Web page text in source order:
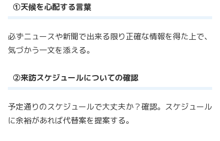
①天候を心配する言葉
必ずニュースや新聞で出来る限り正確な情報を得た上で、
気づかう一文を添える。
②来訪スケジュールについての確認
予定通りのスケジュールで大丈夫か？確認。 スケジュール
に余裕があれば代替案を提案する。